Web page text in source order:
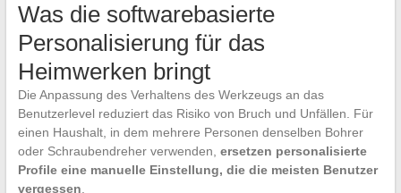
Was die softwarebasierte
Personalisierung für das
Heimwerken bringt
Die Anpassung des Verhaltens des Werkzeugs an das
Benutzerlevel reduziert das Risiko von Bruch und Unfällen. Für
einen Haushalt, in dem mehrere Personen denselben Bohrer
oder Schraubendreher verwenden, ersetzen personalisierte
Profile eine manuelle Einstellung, die die meisten Benutzer
vergessen.